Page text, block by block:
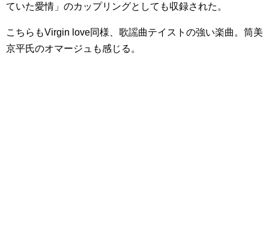
ていた愛情」のカップリングとしても収録された。
こちらもVirgin love同様、歌謡曲テイストの強い楽曲。筒美
京平氏のオマージュも感じる。